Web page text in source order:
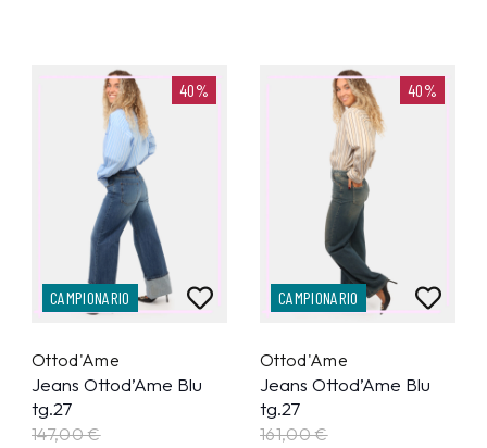
40%
CAMPIONARIO
Ottod'Ame
Jeans Ottod’Ame Blu
tg.27
147,00 €
40%
CAMPIONARIO
Ottod'Ame
Jeans Ottod’Ame Blu
tg.27
161,00 €